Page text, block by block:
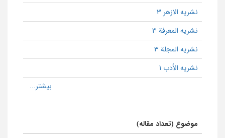
نشریه الازهر 3
نشریه المعرفة 3
نشریه المجلة 3
نشریه الأدب 1
موضوع (تعداد مقاله)